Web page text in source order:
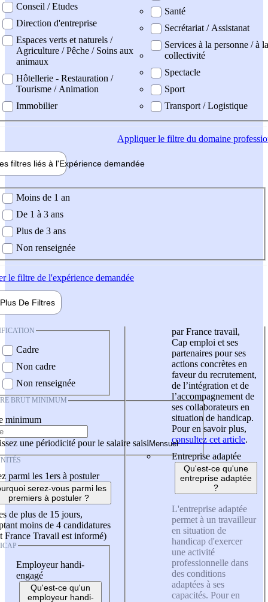
Conseil / Etudes
Direction d'entreprise
Espaces verts et naturels /
Agriculture / Pêche / Soins aux
animaux
Hôtellerie - Restauration /
Tourisme / Animation
Immobilier
Santé
Secrétariat / Assistanat
Services à la personne / à la
collectivité
Spectacle
Sport
Transport / Logistique
Appliquerle filtre du domaine
filtres liés à l'Expérience demandée
demandée
Moins de 1 an
De 1 à 3 ans
Plus de 3 ans
Non renseignée
le filtre de l'expérience demandée
Plus De Filtres
Cadre
Non cadre
Non renseignée
BRUT MINIMUM
minimum
une périodicité pour le salaire saisi
parmi les 1ers à postuler
serez-vous parmi les
premiers à postuler ?
de plus de 15 jours,
moins de 4 candidatures
France Travail est informé)
Employeur handi-
engagé
Qu'est-ce qu'un
employeur handi-
par France travail,
Cap emploi et ses
partenaires pour ses
actions concrètes en
faveur du recrutement,
de l’intégration et de
l’accompagnement de
ses collaborateurs en
situation de handicap.
Pour en savoir plus,
consultez cet article.
Entreprise adaptée
Qu'est-ce qu'une
entreprise adaptée
?
L'entreprise adaptée
permet à un travailleur
en situation de
handicap d'exercer
une activité
professionnelle dans
des conditions
adaptées à ses
capacités. Pour en